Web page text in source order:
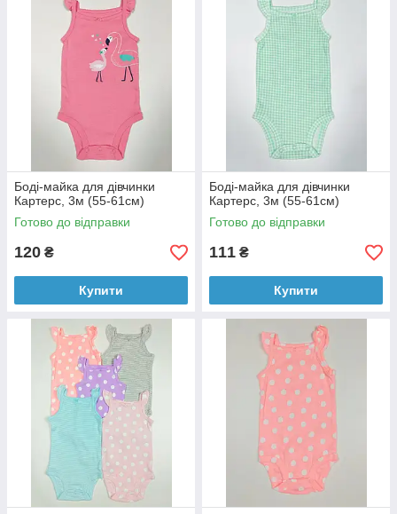
Боді-майка для дівчинки
Картерс, 3м (55-61см)
Готово до відправки
120 ₴
Купити
Боді-майка для дівчинки
Картерс, 3м (55-61см)
Готово до відправки
111 ₴
Купити